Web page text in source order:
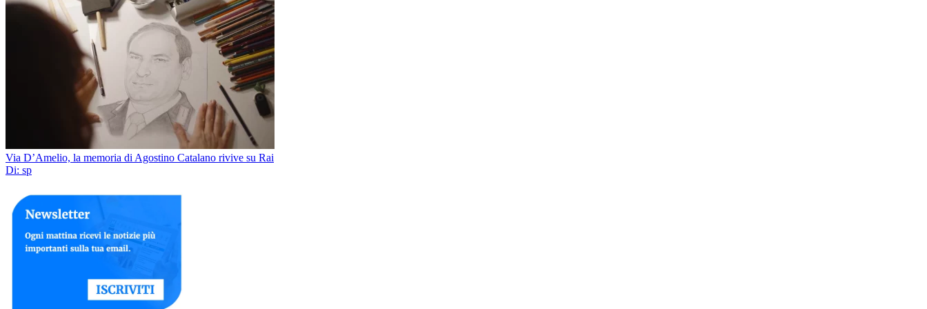
Via D’Amelio, la memoria di Agostino Catalano rivive su Rai
Di: sp